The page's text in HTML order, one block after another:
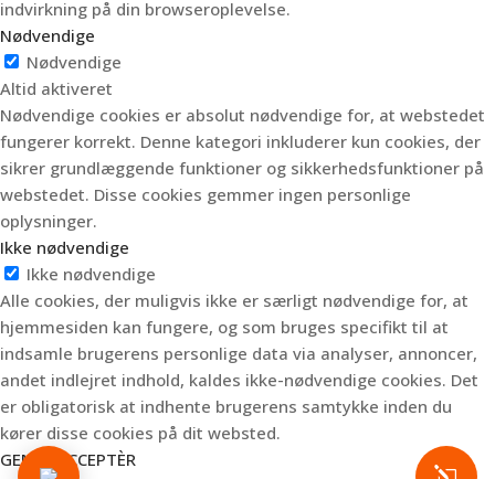
indvirkning på din browseroplevelse.
Nødvendige
Nødvendige
Altid aktiveret
Nødvendige cookies er absolut nødvendige for, at webstedet
fungerer korrekt. Denne kategori inkluderer kun cookies, der
sikrer grundlæggende funktioner og sikkerhedsfunktioner på
webstedet. Disse cookies gemmer ingen personlige
oplysninger.
Ikke nødvendige
Ikke nødvendige
Alle cookies, der muligvis ikke er særligt nødvendige for, at
hjemmesiden kan fungere, og som bruges specifikt til at
indsamle brugerens personlige data via analyser, annoncer,
andet indlejret indhold, kaldes ikke-nødvendige cookies. Det
er obligatorisk at indhente brugerens samtykke inden du
kører disse cookies på dit websted.
GEM & ACCEPTÈR